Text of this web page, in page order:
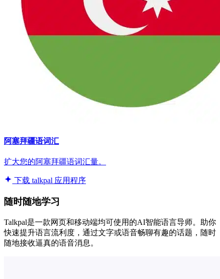
阿塞拜疆语词汇
扩大您的阿塞拜疆语词汇量。
下载 talkpal 应用程序
随时随地学习
Talkpal是一款网页和移动端均可使用的AI智能语言导师。助你
快速提升语言流利度，通过文字或语音畅聊有趣的话题，随时
随地接收逼真的语音消息。